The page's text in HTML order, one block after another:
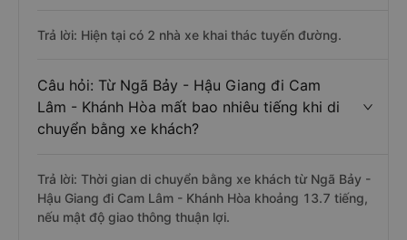
Trả lời: Hiện tại có 2 nhà xe khai thác tuyến đường.
Câu hỏi: Từ Ngã Bảy - Hậu Giang đi Cam
Lâm - Khánh Hòa mất bao nhiêu tiếng khi di
chuyển bằng xe khách?
Trả lời: Thời gian di chuyển bằng xe khách từ Ngã Bảy -
Hậu Giang đi Cam Lâm - Khánh Hòa khoảng 13.7 tiếng,
nếu mật độ giao thông thuận lợi.